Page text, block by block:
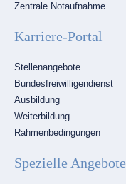
Zentrale Notaufnahme
Karriere-Portal
Navigation
überspringen
Stellenangebote
Bundesfreiwilligendienst
Ausbildung
Weiterbildung
Rahmenbedingungen
Spezielle Angebote